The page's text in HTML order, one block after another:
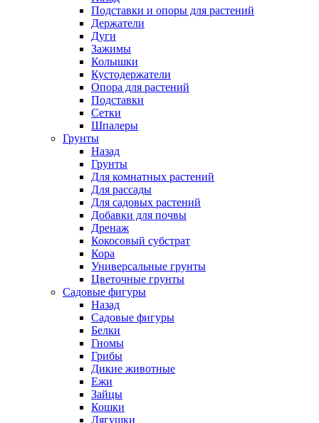
Подставки и опоры для растений
Держатели
Дуги
Зажимы
Колышки
Кустодержатели
Опора для растений
Подставки
Сетки
Шпалеры
Грунты
Назад
Грунты
Для комнатных растений
Для рассады
Для садовых растений
Добавки для почвы
Дренаж
Кокосовый субстрат
Кора
Универсальные грунты
Цветочные грунты
Садовые фигуры
Назад
Садовые фигуры
Белки
Гномы
Грибы
Дикие животные
Ежи
Зайцы
Кошки
Лягушки